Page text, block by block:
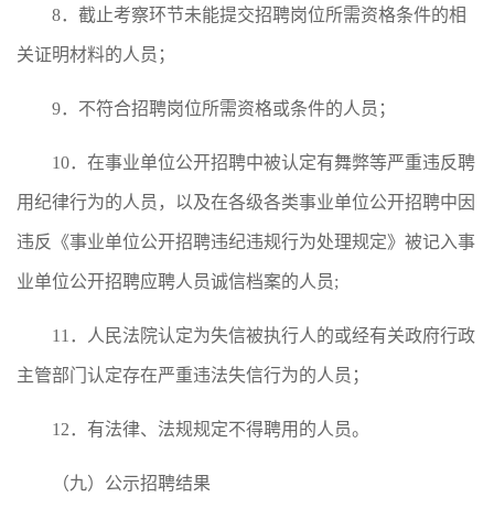
8．截止考察环节未能提交招聘岗位所需资格条件的相
关证明材料的人员；
9．不符合招聘岗位所需资格或条件的人员；
10．在事业单位公开招聘中被认定有舞弊等严重违反聘
用纪律行为的人员，以及在各级各类事业单位公开招聘中因
违反《事业单位公开招聘违纪违规行为处理规定》被记入事
业单位公开招聘应聘人员诚信档案的人员;
11．人民法院认定为失信被执行人的或经有关政府行政
主管部门认定存在严重违法失信行为的人员；
12．有法律、法规规定不得聘用的人员。
（九）公示招聘结果